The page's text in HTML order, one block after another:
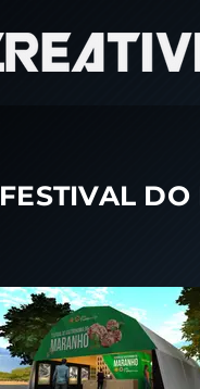
FESTIVAL